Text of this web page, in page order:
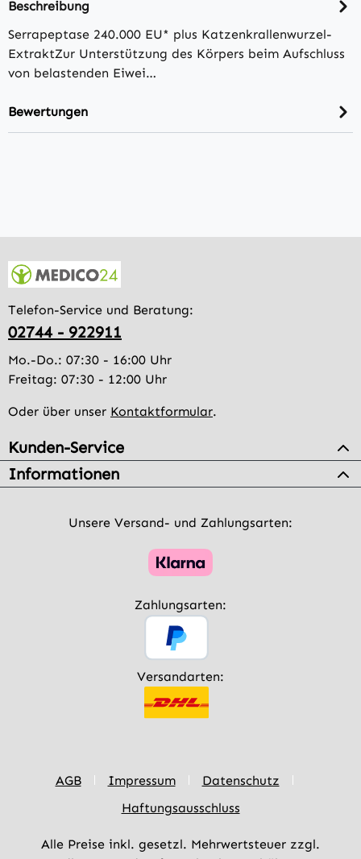
Beschreibung
Serrapeptase 240.000 EU* plus Katzenkrallenwurzel-
ExtraktZur Unterstützung des Körpers beim Aufschluss
von belastenden Eiwei…
Bewertungen
Telefon-Service und Beratung:
02744 - 922911
Mo.-Do.: 07:30 - 16:00 Uhr
Freitag: 07:30 - 12:00 Uhr
Oder über unser Kontaktformular.
Kunden-Service
Informationen
Unsere Versand- und Zahlungsarten:
Zahlungsarten:
Versandarten:
AGB Impressum
Datenschutz
Haftungsausschluss
Alle Preise inkl. gesetzl. Mehrwertsteuer zzgl.